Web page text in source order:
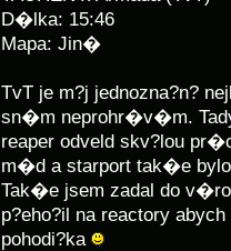
D�lka: 15:46
Mapa: Jin�
TvT je m?j jednozna?n?
sn�m neprohr�v�m.
reaper odveld skv?lou
m�d a starport tak�e
Tak�e jsem zadal do
p?eho?il na reactory
pohodi?ka